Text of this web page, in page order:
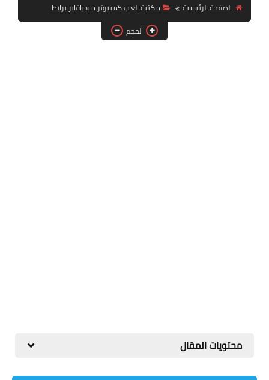
بلايستيشن PS2
الصفحة الرئيسية
مكتبة العاب كمبيوتر ميديافاير برابط
الحجم
محتويات المقال